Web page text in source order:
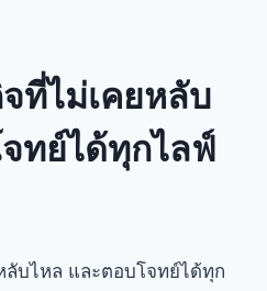
ที่ไม่เคยหลับ
ทย์ได้ทุกไลฟ์